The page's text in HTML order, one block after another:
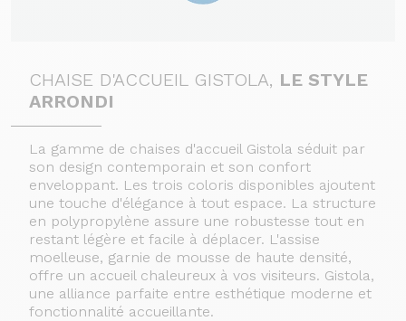
CHAISE D'ACCUEIL GISTOLA, LE STYLE
ARRONDI
La gamme de chaises d'accueil Gistola séduit par
son design contemporain et son confort
enveloppant. Les trois coloris disponibles ajoutent
une touche d'élégance à tout espace. La structure
en polypropylène assure une robustesse tout en
restant légère et facile à déplacer. L'assise
moelleuse, garnie de mousse de haute densité,
offre un accueil chaleureux à vos visiteurs. Gistola,
une alliance parfaite entre esthétique moderne et
fonctionnalité accueillante.